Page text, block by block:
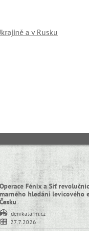
a v Rusku
Operace Fénix a Síť
marného hledání levicového
Česku
denikalarm.cz
27.7.2026